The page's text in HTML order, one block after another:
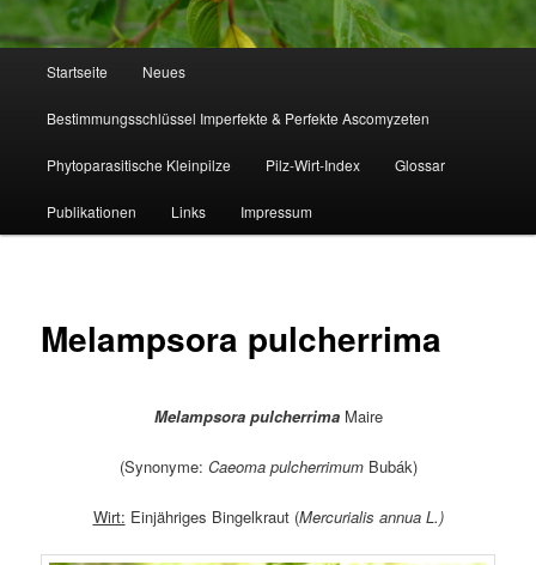
Startseite Neues
Bestimmungsschlüssel Imperfekte & Perfekte Ascomyzeten
Phytoparasitische Kleinpilze Pilz-Wirt-Index Glossar
Publikationen Links Impressum
Melampsora pulcherrima
Melampsora pulcherrima Maire
(Synonyme: Caeoma pulcherrimumBubák)
Wirt: Einjähriges Bingelkraut (Mercurialis annua L.)